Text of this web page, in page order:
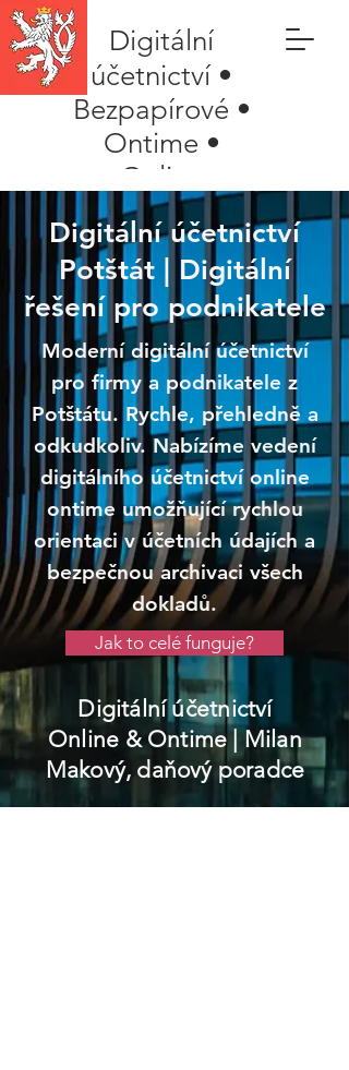
Digitální
účetnictví •
Bezpapírové •
Ontime •
Online
Digitální účetnictví
Potštát | Digitální
řešení pro podnikatele
Moderní digitální účetnictví
pro firmy a podnikatele z
Potštátu. Rychle, přehledně a
odkudkoliv. Nabízíme vedení
digitálního účetnictví online
ontime umožňující rychlou
orientaci v účetních údajích a
bezpečnou archivaci všech
dokladů.
Jak to celé funguje?
Digitální účetnictví
Online & Ontime| Milan
Makový, daňový poradce